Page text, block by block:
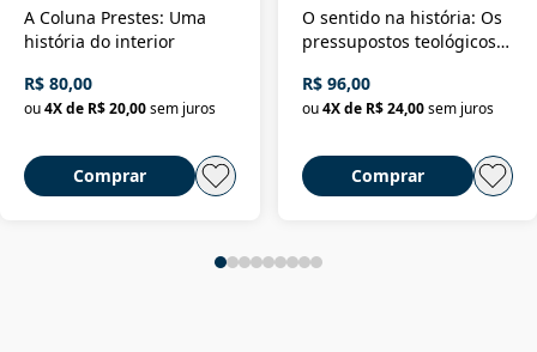
A Coluna Prestes: Uma
história do interior
R$ 80,00
ou4X de R$ 20,00sem juros
Comprar
O sentido na história: Os
pressupostos teológicos
R$ 96,00
ou 4X de R$ 24,00 sem juros
Comprar